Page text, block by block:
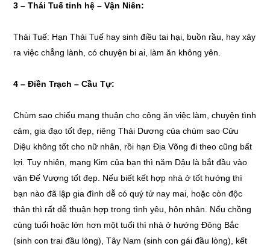
3 – Thái Tuế tinh hệ – Vận Niên:
Thái Tuế: Hạn Thái Tuế hay sinh điều tai hại, buồn rầu, hay xảy
ra việc chẳng lành, có chuyện bi ai, làm ăn không yên.
4 – Điền Trạch – Cầu Tự:
Chùm sao chiếu mạng thuận cho công ăn việc làm, chuyện tình
cảm, gia đạo tốt đẹp, riêng Thái Dương của chùm sao Cửu
Diệu không tốt cho nữ nhân, rồi hạn Địa Võng đi theo cũng bất
lợi. Tuy nhiên, mạng Kim của bạn thì năm Dậu là bắt đầu vào
vận Đế Vượng tốt đẹp. Nếu biết kết hợp nhà ở tốt hướng thì
bạn nào đã lập gia đình dễ có quý tử nay mai, hoặc còn độc
thân thì rất dễ thuận hợp trong tình yêu, hôn nhân. Nếu chồng
cùng tuổi hoặc lớn hơn một tuổi thì nhà ở hướng Đông Bắc
(sinh con trai đầu lòng), Tây Nam (sinh con gái đầu lòng), kết